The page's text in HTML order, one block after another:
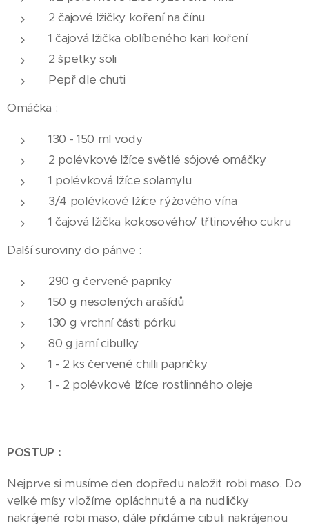
2 čajové lžičky koření na čínu
1 čajová lžička oblíbeného kari koření
2 špetky soli
Pepř dle chuti
Omáčka :
130 - 150 ml vody
2 polévkové lžíce světlé sójové omáčky
1 polévková lžíce solamylu
3/4 polévkové lžíce rýžového vína
1 čajová lžička kokosového/ třtinového cukru
Další suroviny do pánve :
290 g červené papriky
150 g nesolených arašídů
130 g vrchní části pórku
80 g jarní cibulky
1 - 2 ks červené chilli papričky
1 - 2 polévkové lžíce rostlinného oleje
POSTUP :
Nejprve si musíme den dopředu naložit robi maso. Do
velké mísy vložíme opláchnuté a na nudličky
nakrájené robi maso, dále přidáme cibuli nakrájenou